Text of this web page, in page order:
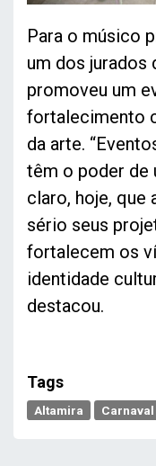
Para o músico
um dos jurados
promoveu um
fortalecimento
da arte.
têm o poder de
claro, hoje, que
sério seus
fortalecem os
identidade
destacou.
Tags
Altamira